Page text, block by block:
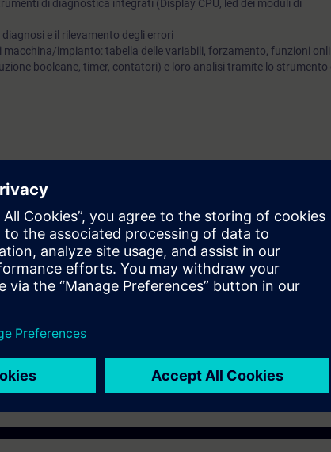
di diagnostica integrati (Display CPU, led dei moduli di
e il rilevamento degli errori
impianto: tabella delle variabili, forzamento, funzioni
booleane, timer, contatori) e loro analisi tramite lo strumento
e ripristinare il sistema di automazione